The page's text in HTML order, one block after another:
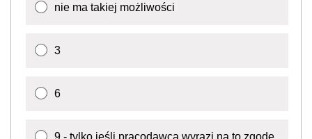
nie ma takiej możliwości
3
6
9 - tylko jeśli pracodawca wyrazi na to zgodę